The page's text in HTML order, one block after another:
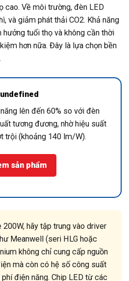
cao. Về môi trường, đèn LED
và giảm phát thải CO2. Khả năng
tuổi thọ và không cần thời
hơn nữa. Đây là lựa chọn bền
undefined
lên đến 60% so với đèn
tương đương, nhờ hiệu suất
trội (khoảng 140 lm/W).
sản phẩm
hãy tập trung vào driver
Meanwell (seri HLG hoặc
không chỉ cung cấp nguồn
mà còn có hệ số công suất
điện năng. Chip LED từ các